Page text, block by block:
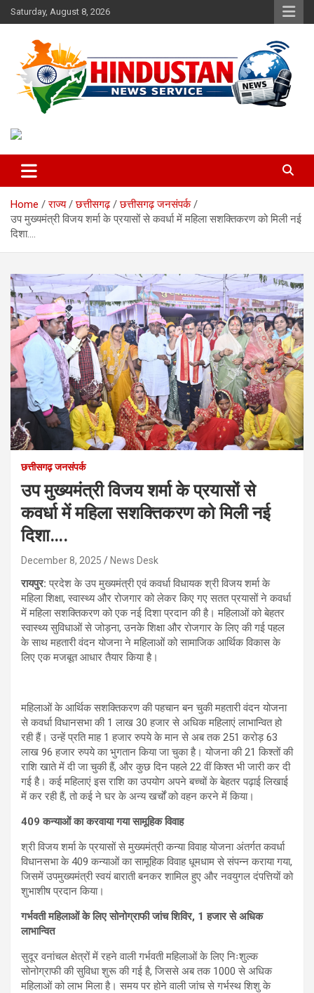
Skip
to
Saturday, August 8, 2026
Hindustan News Service
Home राज्य छत्तीसगढ़
छत्तीसगढ़ जनसंपर्क
उप मुख्यमंत्री विजय शर्मा के प्रयासों से कवर्धा में महिला सशक्तिकरण को मिली नई
दिशा….
छत्तीसगढ़ जनसंपर्क
उप मुख्यमंत्री विजय शर्मा के प्रयासों से
कवर्धा में महिला सशक्तिकरण को मिली नई
दिशा….
December 8, 2025 News Desk
रायपुर:प्रदेश के उप मुख्यमंत्री एवं कवर्धा विधायक श्री विजय शर्मा के
महिला शिक्षा, स्वास्थ्य और रोजगार को लेकर किए गए सतत प्रयासों ने कवर्धा
में महिला सशक्तिकरण को एक नई दिशा प्रदान की है। महिलाओं को बेहतर
स्वास्थ्य सुविधाओं से जोड़ना, उनके शिक्षा और रोजगार के लिए की गई पहल
के साथ महतारी वंदन योजना ने महिलाओं को सामाजिक आर्थिक विकास के
लिए एक मजबूत आधार तैयार किया है।
महिलाओं के आर्थिक सशक्तिकरण की पहचान बन चुकी महतारी वंदन योजना
से कवर्धा विधानसभा की 1 लाख 30 हजार से अधिक महिलाएं लाभान्वित हो
रही हैं। उन्हें प्रति माह 1 हजार रुपये के मान से अब तक 251 करोड़ 63
लाख 96 हजार रुपये का भुगतान किया जा चुका है। योजना की 21 किश्तों की
राशि खाते में दी जा चुकी हैं, और कुछ दिन पहले 22 वीं किश्त भी जारी कर दी
गई है। कई महिलाएं इस राशि का उपयोग अपने बच्चों के बेहतर पढ़ाई लिखाई
में कर रही हैं, तो कई ने घर के अन्य खर्चों को वहन करने में किया।
409 कन्याओं का करवाया गया सामूहिक विवाह
श्री विजय शर्मा के प्रयासों से मुख्यमंत्री कन्या विवाह योजना अंतर्गत कवर्धा
विधानसभा के 409 कन्याओं का सामूहिक विवाह धूमधाम से संपन्न कराया गया,
जिसमें उपमुख्यमंत्री स्वयं बाराती बनकर शामिल हुए और नवयुगल दंपत्तियों को
शुभाशीष प्रदान किया।
गर्भवती महिलाओं के लिए सोनोग्राफी जांच शिविर, 1 हजार से अधिक
लाभान्वित
सुदूर वनांचल क्षेत्रों में रहने वाली गर्भवती महिलाओं के लिए निःशुल्क
सोनोग्राफी की सुविधा शुरू की गई है, जिससे अब तक 1000 से अधिक
महिलाओं को लाभ मिला है। समय पर होने वाली जांच से गर्भस्थ शिशु के